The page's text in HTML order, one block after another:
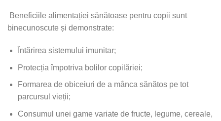
Beneficiile alimentației sănătoase pentru copii sunt
binecunoscute și demonstrate:
Întărirea sistemului imunitar;
Protecția împotriva bolilor copilăriei;
Formarea de obiceiuri de a mânca sănătos pe tot
parcursul vieții;
Consumul unei game variate de fructe, legume, cereale,